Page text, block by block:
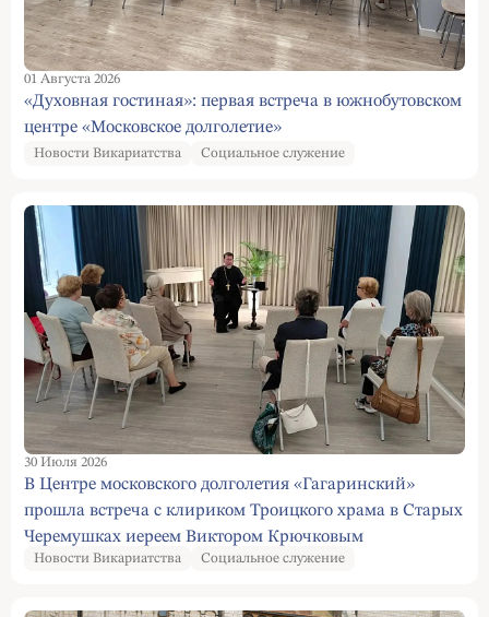
01 Августа 2026
«Духовная гостиная»: первая встреча в южнобутовском
центре «Московское долголетие»
Новости Викариатства Социальное служение
30 Июля 2026
В Центре московского долголетия «Гагаринский»
прошла встреча с клириком Троицкого храма в Старых
Черемушках иереем Виктором Крючковым
Новости Викариатства Социальное служение